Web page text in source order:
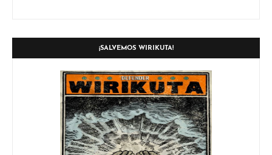
¡SALVEMOS WIRIKUTA!